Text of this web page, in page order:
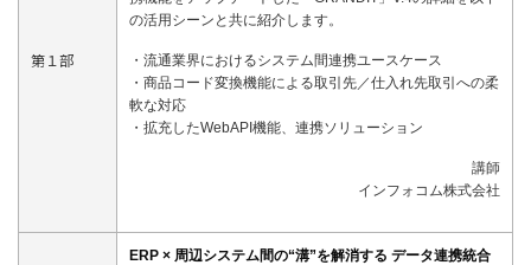
第１部
の活用シーンと共に紹介します。
・流通業界におけるシステム間連携ユースケース
・商品コード変換機能による取引先／仕入れ先取引への柔
軟な対応
・拡充したWebAPI機能、連携ソリューション
講師
インフォコム株式会社
ERP × 周辺システム間の“溝”を解消する データ連携統合